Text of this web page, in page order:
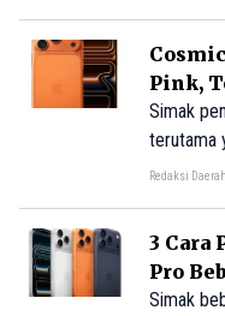
Pink,
Simak
terutama
Redaksi Daerah
3 Cara
Pro
Simak